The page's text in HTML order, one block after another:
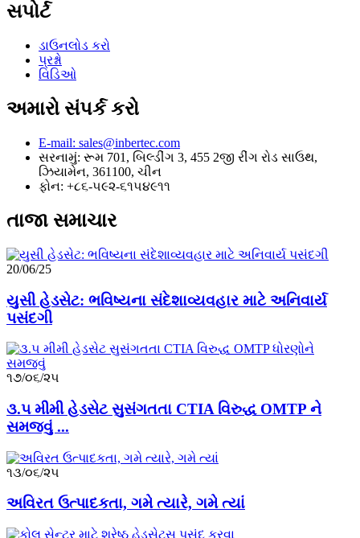
સપોર્ટ
ડાઉનલોડ કરો
પ્રશ્નો
વિડિઓ
અમારો સંપર્ક કરો
E-mail: sales@inbertec.com
સરનામું: રૂમ 701, બિલ્ડીંગ 3, 455 2જી રીંગ રોડ સાઉથ,
ઝિયામેન, 361100, ચીન
ફોન: +૮૬-૫૯૨-૬૧૫૪૯૧૧
તાજા સમાચાર
20/06/25
યુસી હેડસેટ: ભવિષ્યના સંદેશાવ્યવહાર માટે અનિવાર્ય
પસંદગી
૧૭/૦૬/૨૫
૩.૫ મીમી હેડસેટ સુસંગતતા CTIA વિરુદ્ધ OMTP ને
સમજવું ...
૧૩/૦૬/૨૫
અવિરત ઉત્પાદકતા, ગમે ત્યારે, ગમે ત્યાં